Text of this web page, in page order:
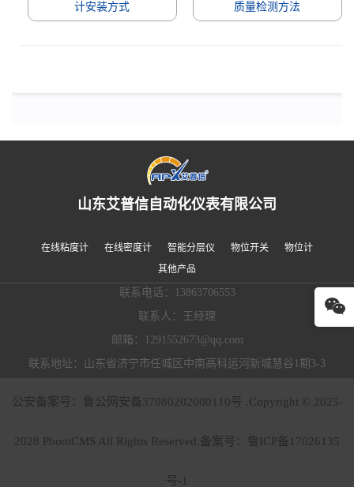
计安装方式
质量检测方法
山东艾普信自动化仪表有限公司
在线粘度计 在线密度计 智能分层仪 物位开关
物位计
其他产品
联系电话：13863706553
联系人：王经理
邮箱：1291552673@qq.com
联系地址：山东省济宁市任城区中南高科运河新城慧谷1期3-3
公安备案号：鲁公网安备37080202000110号 .Copyright © 2025-
2028 PbootCMS All Rights Reserved.备案号： 鲁ICP备17026135
号-1